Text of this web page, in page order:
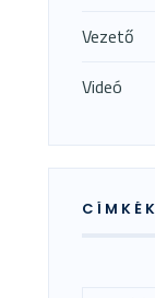
Vezető
Videó
CÍMKÉK